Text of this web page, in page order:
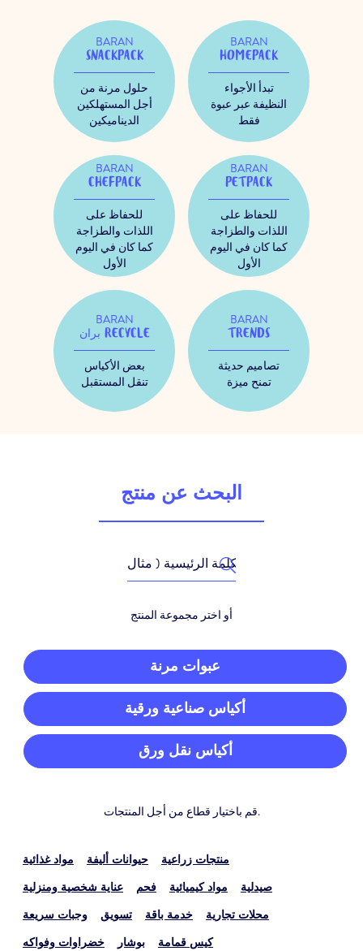
BARAN
SNACKPACK
حلول مرنة من
أجل المستهلكين
الديناميكين
BARAN
HOMEPACK
تبدأ الأجواء
النظيفة عبر عبوة
فقط
BARAN
CHEFPACK
للحفاظ على
اللذات والطزاجة
كما كان في اليوم
الأول
BARAN
PETPACK
للحفاظ على
اللذات والطزاجة
كما كان في اليوم
الأول
BARAN
بران RECYCLE
بعض الأكياس
تنقل المستقبل
BARAN
TRENDS
تصاميم حديثة
تمنح ميزة
البحث عن منتج
أو اختر مجموعة المنتج
عبوات مرنة
أكياس صناعية ورقية
أكياس نقل ورق
قم باختيار قطاع من أجل المنتجات.
مواد غذائية حيوانات أليفة منتجات زراعية
عناية شخصية ومنزلية فحم مواد كيميائية صيدلية
وجبات سريعة تسويق خدمة باقة محلات تجارية
خضراوات وفواكه بوشار كيس قمامة